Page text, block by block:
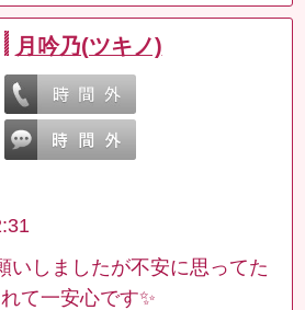
月吟乃(ツキノ)
いしましたが不安に思ってた
て一安心です✨